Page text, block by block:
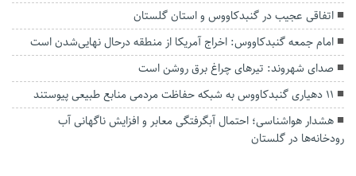
اتفاقی عجیب در‌ گنبدکاووس و استان گلستان
امام جمعه گنبدکاووس: اخراج آمریکا از منطقه درحال نهایی‌شدن است
صدای شهروند: تیرهای چراغ برق روشن است
۱۱ دهیاری گنبدکاووس به شبکه حفاظت مردمی منابع طبیعی پیوستند
هشدار هواشناسی؛ احتمال آبگرفتگی معابر و افزایش ناگهانی آب
رودخانه‌ها در گلستان